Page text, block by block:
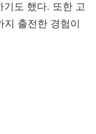
기도 했다. 또한 고
지 출전한 경험이